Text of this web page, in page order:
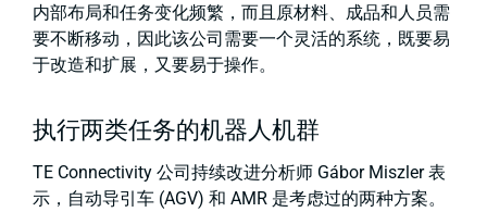
内部布局和任务变化频繁，而且原材料、成品和人员需
要不断移动，因此该公司需要一个灵活的系统，既要易
于改造和扩展，又要易于操作。
执行两类任务的机器人机群
TE Connectivity 公司持续改进分析师 Gábor Miszler 表
示，自动导引车 (AGV) 和 AMR 是考虑过的两种方案。